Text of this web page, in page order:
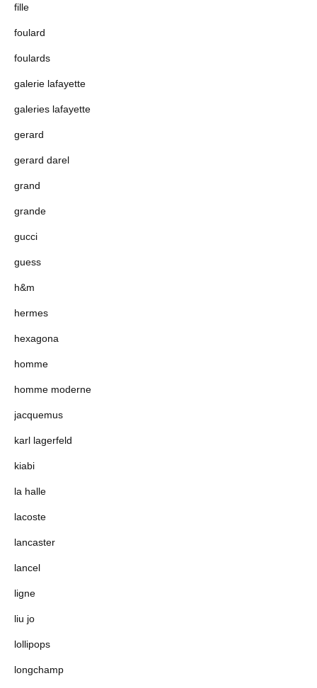
fille
foulard
foulards
galerie lafayette
galeries lafayette
gerard
gerard darel
grand
grande
gucci
guess
h&m
hermes
hexagona
homme
homme moderne
jacquemus
karl lagerfeld
kiabi
la halle
lacoste
lancaster
lancel
ligne
liu jo
lollipops
longchamp